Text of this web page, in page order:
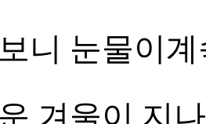
니 눈물이
겨울이 지